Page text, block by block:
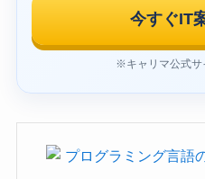
今すぐIT
※キャリマ公式サ